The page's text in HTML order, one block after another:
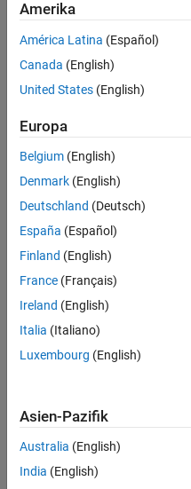
Amerika
América Latina (Español)
Canada (English)
United States (English)
Europa
Belgium (English)
Denmark (English)
Deutschland (Deutsch)
España (Español)
Finland (English)
France (Français)
Ireland (English)
Italia (Italiano)
Luxembourg (English)
Asien-Pazifik
Australia (English)
India (English)
Trust Center
Datendiebstahl verhindern
© 1994-2026 The